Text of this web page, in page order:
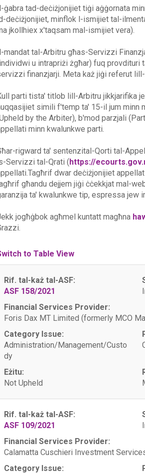
ġabra tad-deċiżjonijiet tiġi aġġornata
deċiżjonijiet, minflok l-ismijiet tal-
jkollhiex x'taqsam mal-ismijiet vera).
mandat tal-Arbitru għas-Servizzi
u intrapriżi żgħar) fuq
finanzjarji. Meta każ jiġi referut
parti tista' titlob lill-Arbitru jikkjarifika
simili f'temp ta' 15-il jum minn
by the Arbiter), b'mod parzjali
minn kwalunkwe parti.
rigward ta' sentenzital-Qorti tal-
Servizzi tal-Qrati (https://
dwar deċiżjonijiet
għandu dejjem jiġi ċċekkjat mal-
ta' kwalunkwe tip, espressa
jogħġbok agħmel kuntatt magħna
to Table View
Rif. tal-każ tal-ASF:
ASF 158/2021
Financial Services Provider:
Foris Dax MT Limited (formerly MCO
Category Issue:
Administration/Management/Custo
dy
Eżitu:
Not Upheld
Rif. tal-każ tal-ASF:
ASF 109/2021
Financial Services Provider:
Calamatta Cuschieri Investment
Category Issue: